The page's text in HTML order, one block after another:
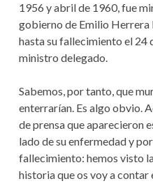
1956 y abril de 1960, fue
gobierno de Emilio Herrera
hasta su fallecimiento el 24
ministro delegado.
Sabemos, por tanto, que
enterrarían. Es algo obvio.
de prensa que aparecieron
lado de su enfermedad y
fallecimiento: hemos visto
historia que os voy a contar